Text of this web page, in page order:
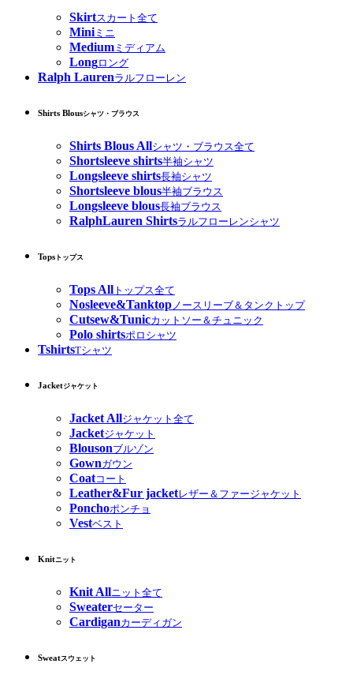
Skirtスカート全て
Miniミニ
Medium ミディアム
Longロング
Ralph Laurenラルフローレン
Shirts Blousシャツ・ブラウス
Shirts Blous Allシャツ・ブラウス全て
Shortsleeve shirts半袖シャツ
Longsleeve shirts長袖シャツ
Shortsleeve blous半袖ブラウス
Longsleeve blous長袖ブラウス
RalphLauren Shirtsラルフローレンシャツ
Tops トップス
Tops All トップス全て
Nosleeve&Tanktop ノースリーブ＆タンクトップ
Cutsew&Tunicカットソー＆チュニック
Polo shirtsポロシャツ
TshirtsTシャツ
Jacketジャケット
Jacket Allジャケット全て
Jacketジャケット
Blousonブルゾン
Gownガウン
Coatコート
Leather&Fur jacketレザー＆ファージャケット
Ponchoポンチョ
Vestベスト
Knitニット
Knit Allニット全て
Sweaterセーター
Cardiganカーディガン
Sweatスウェット